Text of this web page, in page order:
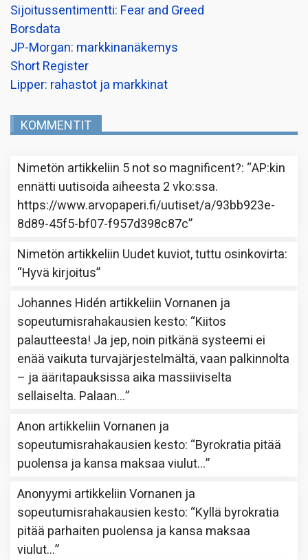
Sijoitussentimentti: Fear and Greed
Borsdata
JP-Morgan: markkinanäkemys
Short Register
Lipper: rahastot ja markkinat
KOMMENTIT
Nimetön artikkeliin 5 not so magnificent?: “AP:kin
ennätti uutisoida aiheesta 2 vko:ssa.
https://www.arvopaperi.fi/uutiset/a/93bb923e-
8d89-45f5-bf07-f957d398c87c”
Nimetön artikkeliin Uudet kuviot, tuttu osinkovirta:
“Hyvä kirjoitus”
Johannes Hidén artikkeliinVornanen ja
sopeutumisrahakausien kesto: “Kiitos
palautteesta! Ja jep, noin pitkänä systeemi ei
enää vaikuta turvajärjestelmältä, vaan palkinnolta
– ja ääritapauksissa aika massiiviselta
sellaiselta. Palaan…”
Anon artikkeliinVornanen ja
sopeutumisrahakausien kesto: “Byrokratia pitää
puolensa ja kansa maksaa viulut…”
Anonyymi artikkeliinVornanen ja
sopeutumisrahakausien kesto: “Kyllä byrokratia
pitää parhaiten puolensa ja kansa maksaa
viulut…”